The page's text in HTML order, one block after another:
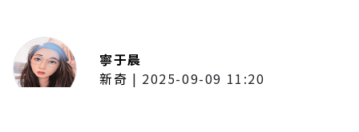
寧于晨
新奇 | 2025-09-09 11:20